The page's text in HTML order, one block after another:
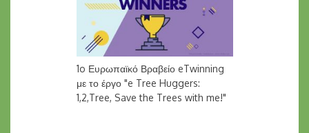
1o Ευρωπαϊκό Βραβείο eTwinning
με το έργο "e Tree Huggers:
1,2,Tree, Save the Trees with me!"